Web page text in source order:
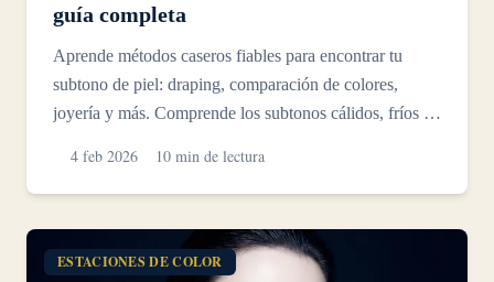
guía completa
Aprende métodos caseros fiables para encontrar tu
subtono de piel: draping, comparación de colores,
joyería y más. Comprende los subtonos cálidos, fríos y
4 feb 2026 10 min de lectura
ESTACIONES DE COLOR